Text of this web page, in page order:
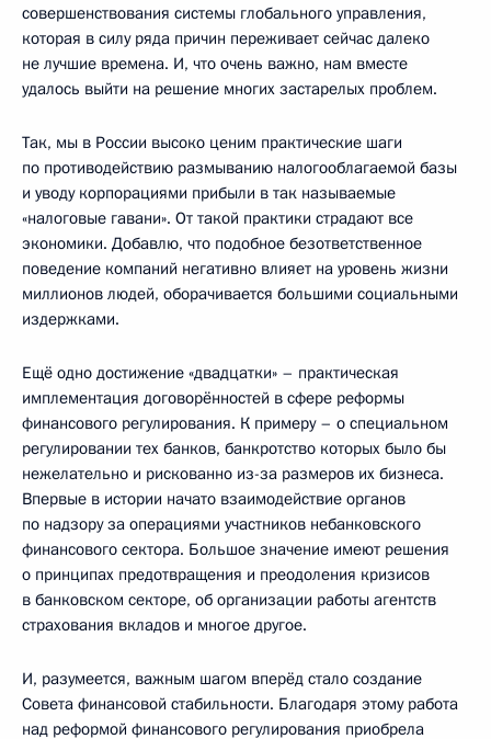
совершенствования системы глобального управления,
которая в силу ряда причин переживает сейчас далеко
не лучшие времена. И, что очень важно, нам вместе
удалось выйти на решение многих застарелых проблем.
Так, мы в России высоко ценим практические шаги
по противодействию размыванию налогооблагаемой базы
и уводу корпорациями прибыли в так называемые
«налоговые гавани». От такой практики страдают все
экономики. Добавлю, что подобное безответственное
поведение компаний негативно влияет на уровень жизни
миллионов людей, оборачивается большими социальными
издержками.
Ещё одно достижение «двадцатки» – практическая
имплементация договорённостей в сфере реформы
финансового регулирования. К примеру – о специальном
регулировании тех банков, банкротство которых было бы
нежелательно и рискованно из-за размеров их бизнеса.
Впервые в истории начато взаимодействие органов
по надзору за операциями участников небанковского
финансового сектора. Большое значение имеют решения
о принципах предотвращения и преодоления кризисов
в банковском секторе, об организации работы агентств
страхования вкладов и многое другое.
И, разумеется, важным шагом вперёд стало создание
Совета финансовой стабильности. Благодаря этому работа
над реформой финансового регулирования приобрела